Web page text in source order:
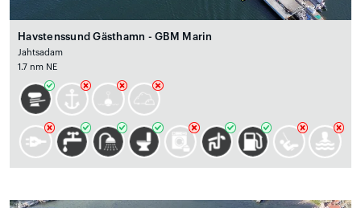
Havstenssund Gästhamn - GBM Marin
Jahtsadam
1.7 nm NE